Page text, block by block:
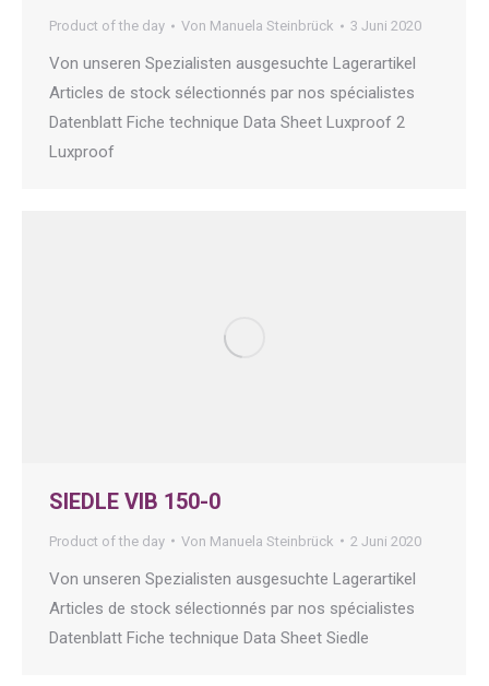
Product of the day Von Manuela Steinbrück 3 Juni 2020
Von unseren Spezialisten ausgesuchte Lagerartikel
Articles de stock sélectionnés par nos spécialistes
Datenblatt Fiche technique Data Sheet Luxproof 2
Luxproof
SIEDLE VIB 150-0
Product of the day Von Manuela Steinbrück 2 Juni 2020
Von unseren Spezialisten ausgesuchte Lagerartikel
Articles de stock sélectionnés par nos spécialistes
Datenblatt Fiche technique Data Sheet Siedle